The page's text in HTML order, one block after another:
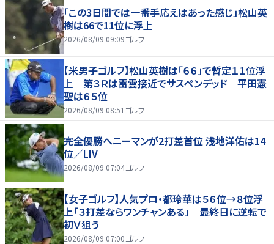
「この3日間では一番手応えはあった感じ」松山英
樹は66で11位に浮上
2026/08/09 09:09ゴルフ
【米男子ゴルフ】松山英樹は「６６」で暫定１１位浮
上 第３Ｒは雷雲接近でサスペンデッド 平田憲
聖は６５位
2026/08/09 08:51 ゴルフ
完全優勝へニーマンが2打差首位 浅地洋佑は14
位／LIV
2026/08/09 07:04ゴルフ
【女子ゴルフ】人気プロ・都玲華は５６位→８位浮
上「３打差ならワンチャンある」 最終日に逆転で
初Ｖ狙う
2026/08/09 07:00ゴルフ